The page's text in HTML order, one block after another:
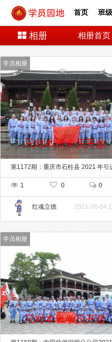
首页 班级
相册 相册首页
只对本班学员开放
学员相册
1 0 0
红魂立德 2021-06-04
只对本班学员开放
学员相册